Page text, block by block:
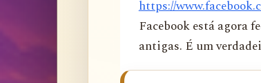
https://
Facebook está agora
antigas. É um